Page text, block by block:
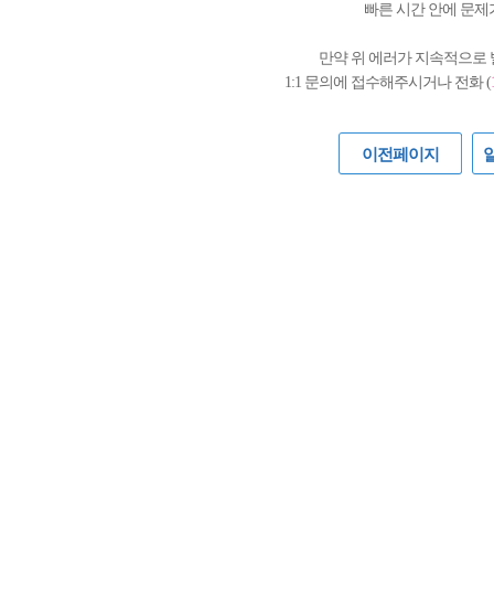
빠른 시간 안에 문
만약 위 에러가 지속적으로
1:1 문의에 접수해주시거나 전화 (
이전페이지